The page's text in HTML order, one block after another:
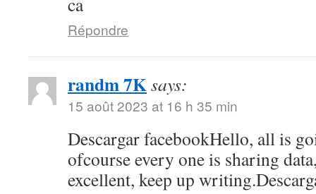
Répondre
randm 7Ksays:
15 août 2023 at 16 h 35 min
Descargar facebookHello, all is
ofcourse every one is sharing
excellent, keep up